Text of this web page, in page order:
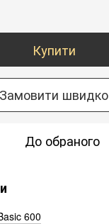
Купити
Замовити швидко
До обраного
600